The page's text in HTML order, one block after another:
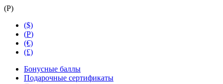
(Р)
($)
(Р)
(€)
(£)
Бонусные баллы
Подарочные сертификаты